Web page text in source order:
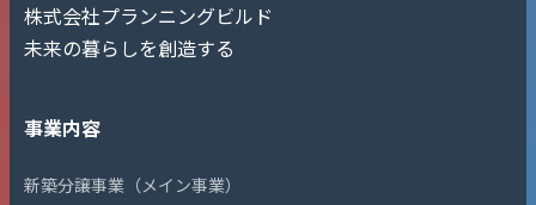
株式会社プランニングビルド
未来の暮らしを創造する
事業内容
新築分譲事業（メイン事業）